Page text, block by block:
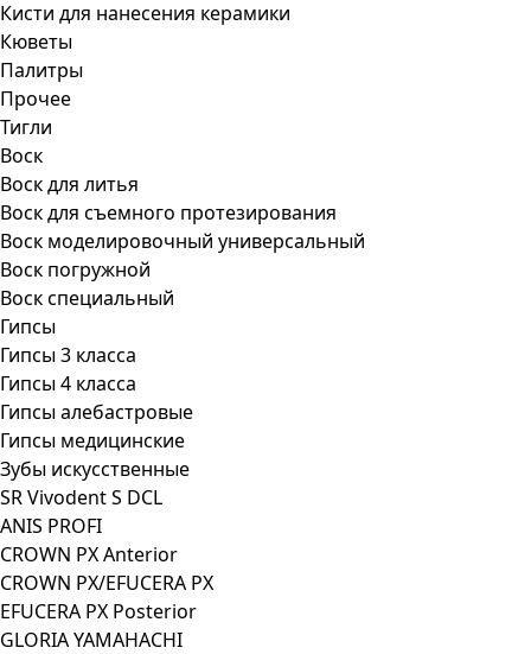
Кисти для нанесения керамики
Кюветы
Палитры
Прочее
Тигли
Воск
Воск для литья
Воск для съемного протезирования
Воск моделировочный универсальный
Воск погружной
Воск специальный
Гипсы
Гипсы 3 класса
Гипсы 4 класса
Гипсы алебастровые
Гипсы медицинские
Зубы искусственные
SR Vivodent S DCL
ANIS PROFI
CROWN PX Anterior
CROWN PX/EFUCERA PX
EFUCERA PX Posterior
GLORIA YAMAHACHI